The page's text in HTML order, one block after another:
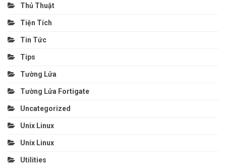
Thủ Thuật
Tiện Tích
Tin Tức
Tips
Tường Lửa
Tường Lửa Fortigate
Uncategorized
Unix Linux
Unix Linux
Utilities